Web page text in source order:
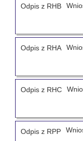
Odpis z RHB
Odpis z RHA
Odpis z RHC
Odpis z RPP